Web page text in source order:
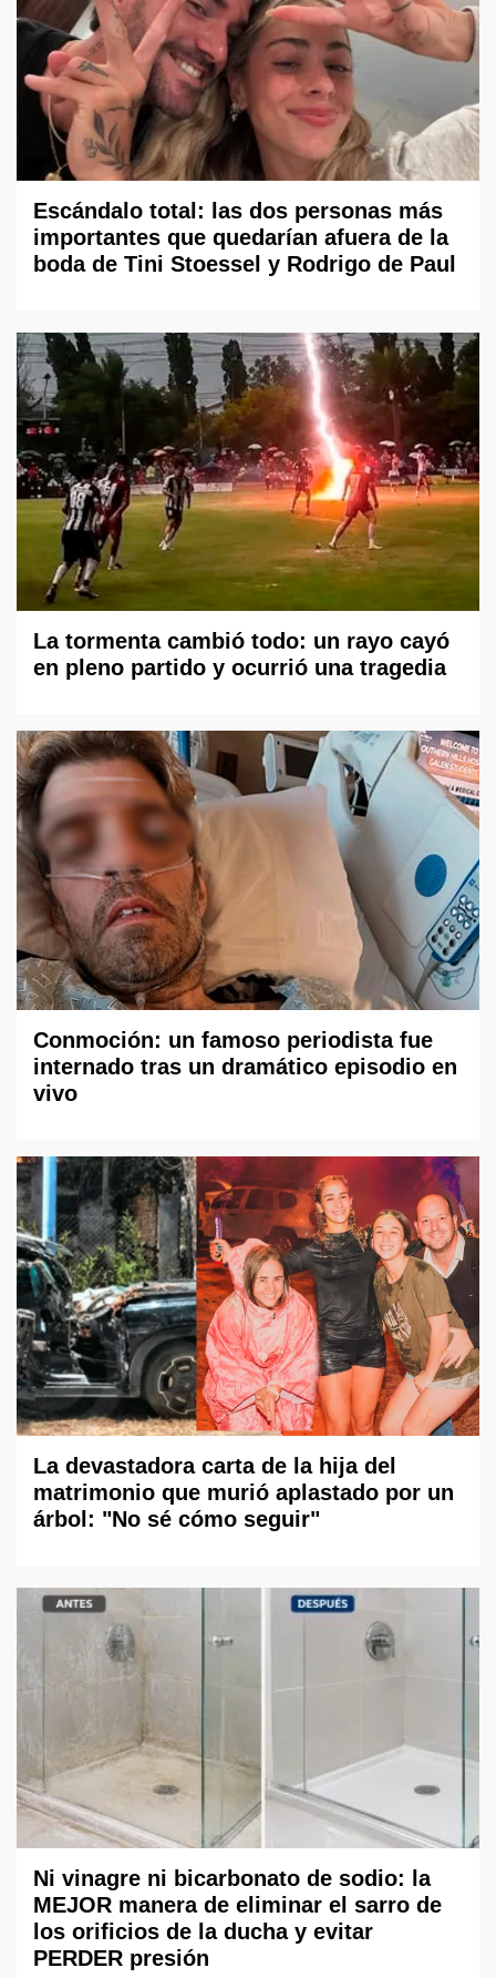
Escándalo total: las dos personas más
importantes que quedarían afuera de la
boda de Tini Stoessel y Rodrigo de Paul
La tormenta cambió todo: un rayo cayó
en pleno partido y ocurrió una tragedia
Conmoción: un famoso periodista fue
internado tras un dramático episodio en
vivo
La devastadora carta de la hija del
matrimonio que murió aplastado por un
árbol: "No sé cómo seguir"
Ni vinagre ni bicarbonato de sodio: la
MEJOR manera de eliminar el sarro de
los orificios de la ducha y evitar
PERDER presión